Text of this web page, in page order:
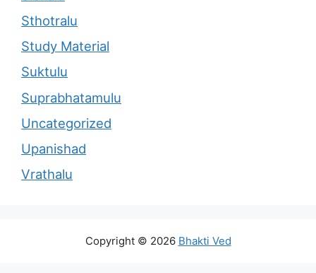
Sthotralu
Study Material
Suktulu
Suprabhatamulu
Uncategorized
Upanishad
Vrathalu
Copyright © 2026 Bhakti Ved